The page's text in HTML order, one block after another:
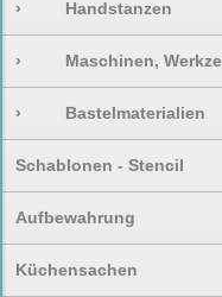
› Handstanzen
› Maschinen,
› Bastelmaterialien
Schablonen - Stencil
Aufbewahrung
Küchensachen